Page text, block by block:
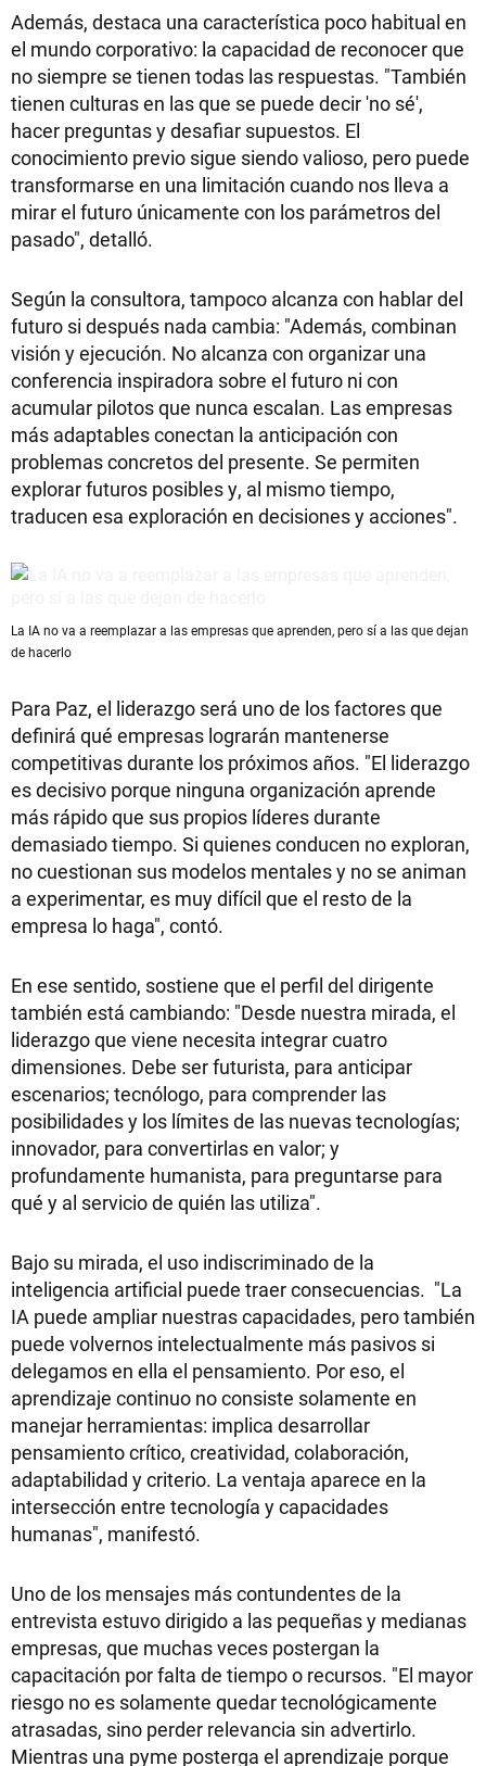
Además, destaca una característica poco habitual en
el mundo corporativo: la capacidad de reconocer que
no siempre se tienen todas las respuestas. "También
tienen culturas en las que se puede decir 'no sé',
hacer preguntas y desafiar supuestos. El
conocimiento previo sigue siendo valioso, pero puede
transformarse en una limitación cuando nos lleva a
mirar el futuro únicamente con los parámetros del
pasado", detalló.
Según la consultora, tampoco alcanza con hablar del
futuro si después nada cambia: "Además, combinan
visión y ejecución. No alcanza con organizar una
conferencia inspiradora sobre el futuro ni con
acumular pilotos que nunca escalan. Las empresas
más adaptables conectan la anticipación con
problemas concretos del presente. Se permiten
explorar futuros posibles y, al mismo tiempo,
traducen esa exploración en decisiones y acciones".
La IA no va a reemplazar a las empresas que aprenden, pero sí a las que dejan
de hacerlo
Para Paz, el liderazgo será uno de los factores que
definirá qué empresas lograrán mantenerse
competitivas durante los próximos años. "El liderazgo
es decisivo porque ninguna organización aprende
más rápido que sus propios líderes durante
demasiado tiempo. Si quienes conducen no exploran,
no cuestionan sus modelos mentales y no se animan
a experimentar, es muy difícil que el resto de la
empresa lo haga", contó.
En ese sentido, sostiene que el perfil del dirigente
también está cambiando: "Desde nuestra mirada, el
liderazgo que viene necesita integrar cuatro
dimensiones. Debe ser futurista, para anticipar
escenarios; tecnólogo, para comprender las
posibilidades y los límites de las nuevas tecnologías;
innovador, para convertirlas en valor; y
profundamente humanista, para preguntarse para
qué y al servicio de quién las utiliza".
Bajo su mirada, el uso indiscriminado de la
inteligencia artificial puede traer consecuencias. "La
IA puede ampliar nuestras capacidades, pero también
puede volvernos intelectualmente más pasivos si
delegamos en ella el pensamiento. Por eso, el
aprendizaje continuo no consiste solamente en
manejar herramientas: implica desarrollar
pensamiento crítico, creatividad, colaboración,
adaptabilidad y criterio. La ventaja aparece en la
intersección entre tecnología y capacidades
humanas", manifestó.
Uno de los mensajes más contundentes de la
entrevista estuvo dirigido a las pequeñas y medianas
empresas, que muchas veces postergan la
capacitación por falta de tiempo o recursos. "El mayor
riesgo no es solamente quedar tecnológicamente
atrasadas, sino perder relevancia sin advertirlo.
Mientras una pyme posterga el aprendizaje porque